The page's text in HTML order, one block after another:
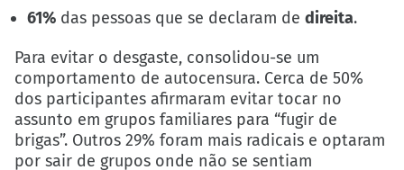
61% das pessoas que se declaram dedireita.
Para evitar o desgaste, consolidou-se um
comportamento de autocensura. Cerca de 50%
dos participantes afirmaram evitar tocar no
assunto em grupos familiares para “fugir de
brigas”. Outros 29% foram mais radicais e optaram
por sair de grupos onde não se sentiam